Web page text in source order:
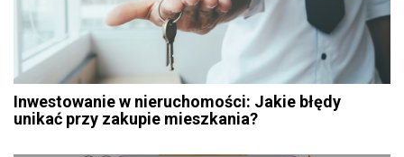
Inwestowanie w nieruchomości: Jakie błędy
unikać przy zakupie mieszkania?